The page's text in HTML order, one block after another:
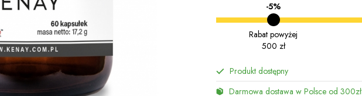
-5%
Rabat powyżej
500 zł
Produkt dostępny
Darmowa dostawa w Polsce od 300zł